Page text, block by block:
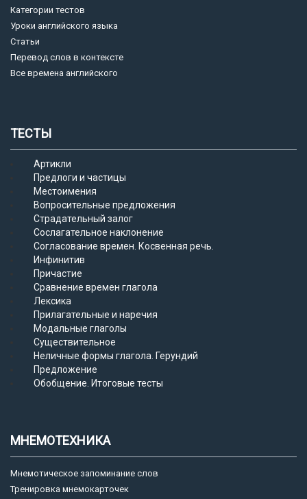
Категории тестов
Уроки английского языка
Статьи
Перевод слов в контексте
Все времена английского
ТЕСТЫ
Артикли
Предлоги и частицы
Местоимения
Вопросительные предложения
Страдательный залог
Сослагательное наклонение
Согласование времен. Косвенная речь.
Инфинитив
Причастие
Сравнение времен глагола
Лексика
Прилагательные и наречия
Модальные глаголы
Существительное
Неличные формы глагола. Герундий
Предложение
Обобщение. Итоговые тесты
МНЕМОТЕХНИКА
Мнемотическое запоминание слов
Тренировка мнемокарточек